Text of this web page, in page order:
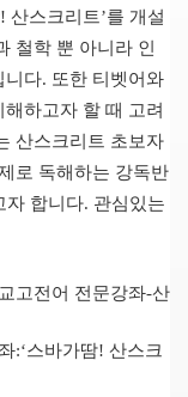
! 산스크리트’를 개설
철학 뿐 아니라 인
니다. 또한 티벳어와
하고자 할 때 고려
산스크리트 초보자
로 독해하는 강독반
자 합니다. 관심있는
고전어 전문강좌-산
:‘스바가땀! 산스크